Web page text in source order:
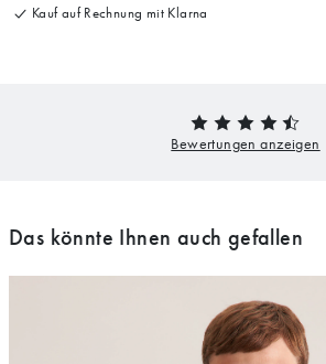
Kauf auf Rechnung mit Klarna
Das könnte Ihnen auch gefallen